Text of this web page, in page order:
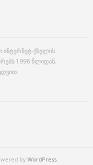
ინტერნეტ-ქსელის
1996 წლიდან.
by WordPress.